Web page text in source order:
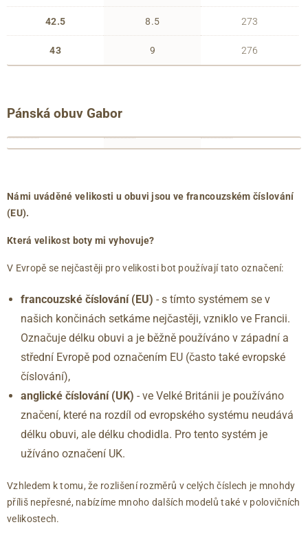
42.5
43
8.5
9
273
276
Pánská obuv Gabor
francouzské
40.5
42
42.5
44
44.5
45
46
46.5
47
anglické
8
9.5
10
10.5
11
12
délka
283
292
296
300
304
313
Námi uváděné velikosti u obuvi jsou ve francouzském číslování
(EU).
Která velikost boty mi vyhovuje?
V Evropě se nejčastěji pro velikosti bot používají tato označení:
francouzské číslování (EU) - s tímto systémem se v
našich končinách setkáme nejčastěji, vzniklo ve Francii.
Označuje délku obuvi a je běžně používáno v západní a
střední Evropě pod označením EU (často také evropské
číslování),
anglické číslování (UK) - ve Velké Británii je používáno
značení, které na rozdíl od evropského systému neudává
délku obuvi, ale délku chodidla. Pro tento systém je
užíváno označení UK.
Vzhledem k tomu, že rozlišení rozměrů v celých číslech je mnohdy
příliš nepřesné, nabízíme mnoho dalších modelů také v polovičních
velikostech.